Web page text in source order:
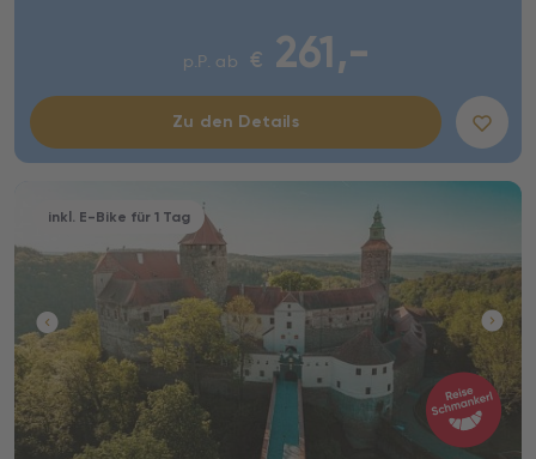
p.P. ab € 261,-
Zu den Details
inkl. E-Bike für 1 Tag